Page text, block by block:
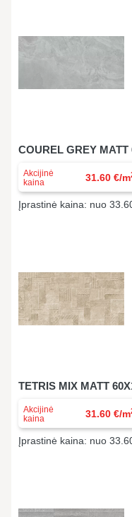
COUREL GREY MATT
Akcijinė
kaina
31.60 €/m
Įprastinė kaina: nuo
TETRIS MIX MATT
Akcijinė
kaina
31.60 €/m
Įprastinė kaina: nuo